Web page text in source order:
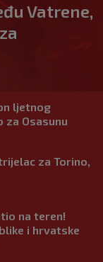
Vatrene,
ljetnog
za Osasunu
za Torino,
na teren!
i hrvatske